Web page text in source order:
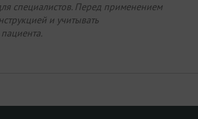
специалистов. Перед применением
и учитывать